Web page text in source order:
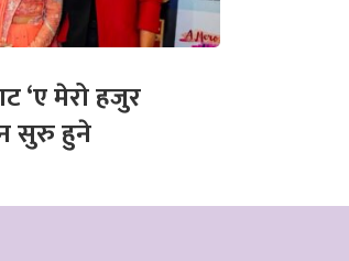
‘ए मेरो हजुर
सुरु हुने